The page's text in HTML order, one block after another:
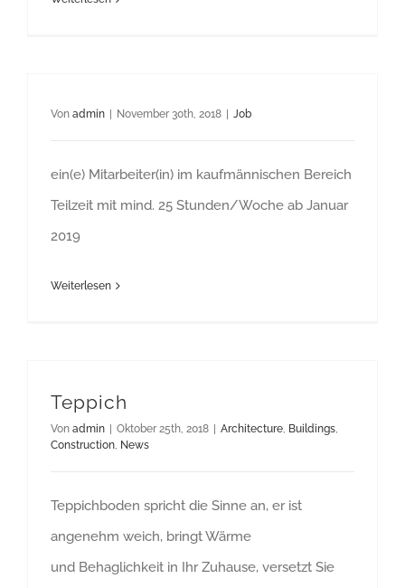
Von admin | November 30th, 2018 | Job
ein(e) Mitarbeiter(in) im kaufmännischen Bereich
Teilzeit mit mind. 25 Stunden/Woche ab Januar
2019
Weiterlesen
Teppich
Von admin | Oktober 25th, 2018 | Architecture, Buildings,
Construction, News
Teppichboden spricht die Sinne an, er ist
angenehm weich, bringt Wärme
und Behaglichkeit in Ihr Zuhause, versetzt Sie